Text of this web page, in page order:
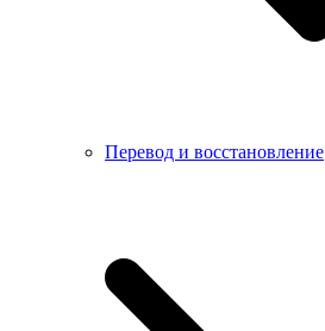
Перевод и восстановление